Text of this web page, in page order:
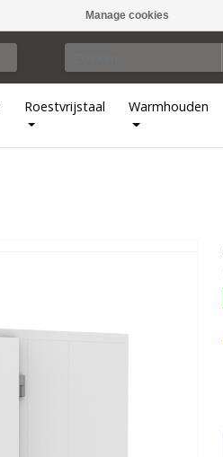
Manage cookies
Roestvrijstaal Warmhouden